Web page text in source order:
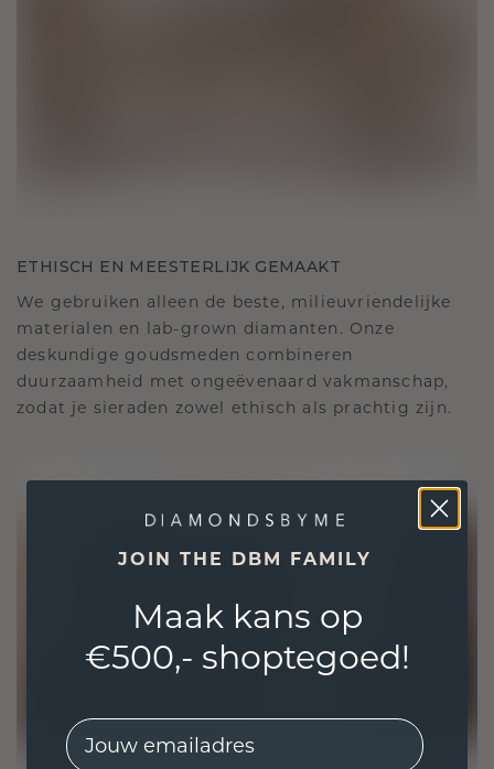
ETHISCH EN MEESTERLIJK GEMAAKT
We gebruiken alleen de beste, milieuvriendelijke
materialen en lab-grown diamanten. Onze
deskundige goudsmeden combineren
duurzaamheid met ongeëvenaard vakmanschap,
zodat je sieraden zowel ethisch als prachtig zijn.
JOIN THE DBM FAMILY
Maak kans op
€500,- shoptegoed!
EMail